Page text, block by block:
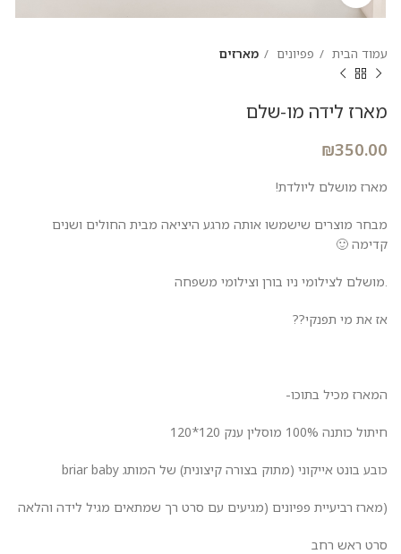
עמוד הבית פפיונים מארזים
מארז לידה מו-שלם
₪350.00
מארז מושלם ליולדת!
מבחר מוצרים שישמשו אותה מרגע היציאה מבית החולים ושנים
קדימה 🙂
.מושלם לצילומי ניו בורן וצילומי משפחה
אז את מי תפנקי??
המארז מכיל בתוכו-
חיתול כותנה 100% מוסלין ענק 120*120
כובע בונט אייקוני (מתוק בצורה קיצונית) של המותג briar baby
(מארז רביעיית פפיונים (מגיעים עם סרט רך שמתאים מגיל לידה והלאה
סרט ראש רחב